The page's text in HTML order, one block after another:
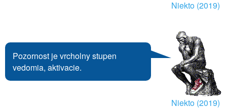
Niekto (2019)
Pozornost je vrcholny stupen
vedomia, aktivacie.
Niekto (2019)